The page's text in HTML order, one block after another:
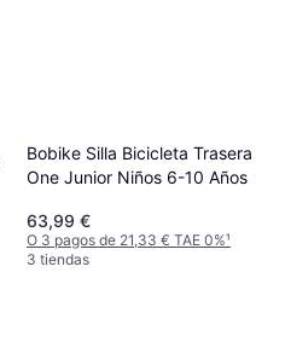
Bobike Silla Bicicleta Trasera
One Junior Niños 6-10 Años
63,99 €
O 3 pagos de 21,33 € TAE 0%¹
3 tiendas